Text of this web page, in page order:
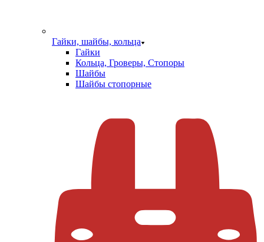
Гайки, шайбы, кольца
Гайки
Кольца, Гроверы, Стопоры
Шайбы
Шайбы стопорные